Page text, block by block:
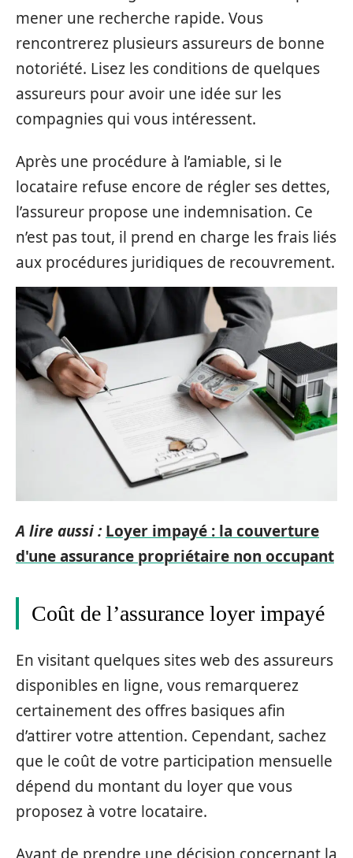
mener une recherche rapide. Vous
rencontrerez plusieurs assureurs de bonne
notoriété. Lisez les conditions de quelques
assureurs pour avoir une idée sur les
compagnies qui vous intéressent.
Après une procédure à l’amiable, si le
locataire refuse encore de régler ses dettes,
l’assureur propose une indemnisation. Ce
n’est pas tout, il prend en charge les frais liés
aux procédures juridiques de recouvrement.
A lire aussi : Loyer impayé : la couverture
d'une assurance propriétaire non occupant
Coût de l’assurance loyer impayé
En visitant quelques sites web des assureurs
disponibles en ligne, vous remarquerez
certainement des offres basiques afin
d’attirer votre attention. Cependant, sachez
que le coût de votre participation mensuelle
dépend du montant du loyer que vous
proposez à votre locataire.